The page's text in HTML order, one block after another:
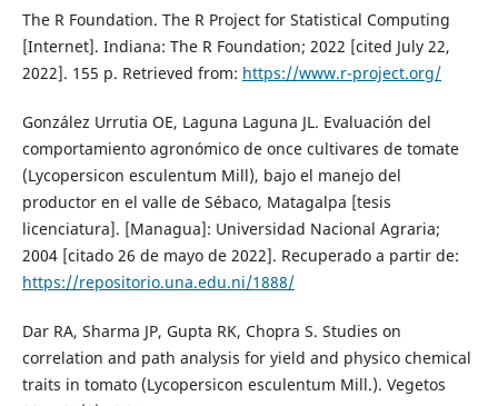
The R Foundation. The R Project for Statistical Computing
[Internet]. Indiana: The R Foundation; 2022 [cited July 22,
2022]. 155 p. Retrieved from: https://www.r-project.org/
González Urrutia OE, Laguna Laguna JL. Evaluación del
comportamiento agronómico de once cultivares de tomate
(Lycopersicon esculentum Mill), bajo el manejo del
productor en el valle de Sébaco, Matagalpa [tesis
licenciatura]. [Managua]: Universidad Nacional Agraria;
2004 [citado 26 de mayo de 2022]. Recuperado a partir de:
https://repositorio.una.edu.ni/1888/
Dar RA, Sharma JP, Gupta RK, Chopra S. Studies on
correlation and path analysis for yield and physico chemical
traits in tomato (Lycopersicon esculentum Mill.). Vegetos